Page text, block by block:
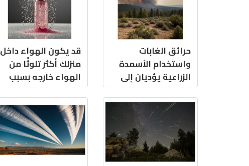
حرائق الغابات
واستخدام الأسمدة
الزراعية يؤديان إلى
تفاقم تلوث الأوزون
قد يكون الهواء داخل
منزلك أكثر تلوثًا من
الهواء خارجه بسبب
المنتجات الكيميائية
اليومية